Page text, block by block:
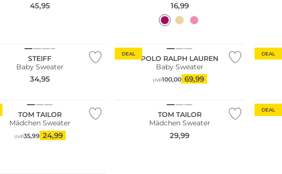
45,95 16,99
STEIFF
Baby Sweater
34,95
DEAL
POLO RALPH LAUREN
Baby Sweater
UVP100,00 69,99
DEAL
TOM TAILOR
Mädchen Sweater
UVP35,99 24,99
TOM TAILOR
Mädchen Sweater
29,99
DEAL